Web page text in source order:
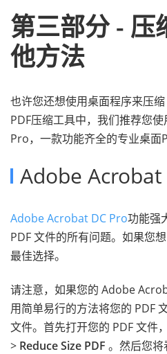
第三部分 - 压
他方法
也许您还想使用桌面程序来压
PDF压缩工具中，我们推荐您
Pro，一款功能齐全的专业桌面
Adobe Acrobat
Adobe Acrobat DC Pro功能强
PDF 文件的所有问题。如果您
最佳选择。
请注意，如果您的 Adobe
用简单易行的方法将您的 PDF
文件。首先打开您的 PDF 文件
> Reduce Size PDF 。然后您